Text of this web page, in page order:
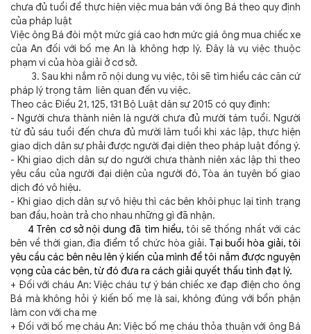
chưa đủ tuổi để thực hiện việc mua bán với ông Bá theo quy định
của pháp luật
Việc ông Bá đòi một mức giá cao hơn mức giá ông mua chiếc xe
của An đối với bố mẹ An là không hợp lý. Đây là vụ việc thuộc
phạm vi của hòa giải ở cơ sở.
3. Sau khi nắm rõ nội dung vụ việc, tôi sẽ tìm hiểu các căn cứ
pháp lý trọng tâm liên quan đến vụ việc.
Theo các Điều 21, 125, 131 Bộ Luật dân sự 2015 có quy định:
- Người chưa thành niên là người chưa đủ mười tám tuổi. Người
từ đủ sáu tuổi đến chưa đủ mười lăm tuổi khi xác lập, thực hiện
giao dịch dân sự phải được người đại diện theo pháp luật đồng ý.
- Khi giao dịch dân sự do người chưa thành niên xác lập thì theo
yêu cầu của người đại diện của người đó, Tòa án tuyên bố giao
dịch đó vô hiệu.
- Khi giao dịch dân sự vô hiệu thì các bên khôi phục lại tình trạng
ban đầu, hoàn trả cho nhau những gì đã nhận.
4 Trên cơ sở nội dung đã tìm hiểu,tôi sẽ thống nhất với các
bên về thời gian, địa điểm tổ chức hòa giải. Tại buổi hòa giải, tôi
yêu cầu các bên nêu lên ý kiến của mình để tôi nắm được nguyện
vọng của các bên, từ đó đưa ra cách giải quyết thấu tình đạt lý.
+ Đối với cháu An: Việc cháu tự ý bán chiếc xe đạp điện cho ông
Bá mà không hỏi ý kiến bố mẹ là sai, không đúng với bổn phận
làm con với cha mẹ
+ Đối với bố mẹ cháu An: Việc bố mẹ cháu thỏa thuận với ông Bá